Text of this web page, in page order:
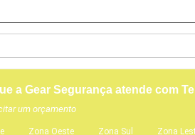
a Gear Segurança atende com
um orçamento
Zona Oeste Zona Sul Zona